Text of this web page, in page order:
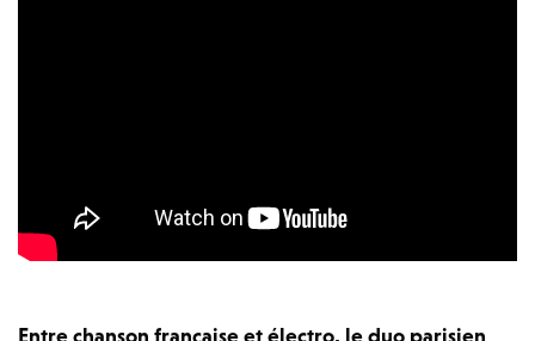
Entre chanson française et électro, le duo parisien